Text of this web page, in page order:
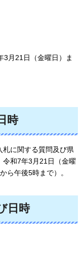
3月21日（金曜日）ま
時
札に関する質問及び県
令和7年3月21日（金曜
ら午後5時まで）。
日時